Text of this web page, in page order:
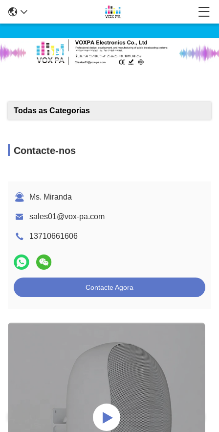
Detalhes Dos Produtos
Todas as Categorias
Contacte-nos
Ms. Miranda
sales01@vox-pa.com
13710661606
Contacte Agora